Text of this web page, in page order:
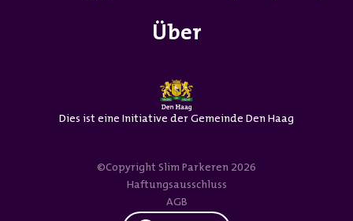
Über
Dies ist eine Initiative der Gemeinde Den Haag
©Copyright Slim Parkeren 2026
Haftungsausschluss
AGB